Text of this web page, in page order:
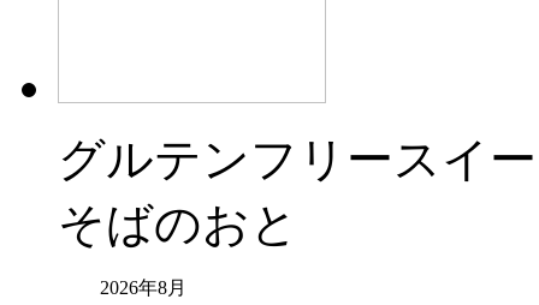
グルテンフリースイ
そばのおと
2026年8月